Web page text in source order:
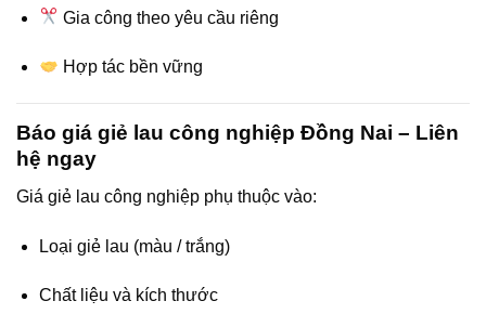
Gia công theo yêu cầu riêng
Hợp tác bền vững
Báo giá giẻ lau công nghiệp Đồng Nai – Liên
hệ ngay
Giá giẻ lau công nghiệp phụ thuộc vào:
Loại giẻ lau (màu / trắng)
Chất liệu và kích thước